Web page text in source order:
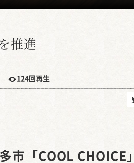
推進
124回再生
市「COOL CHOICE」